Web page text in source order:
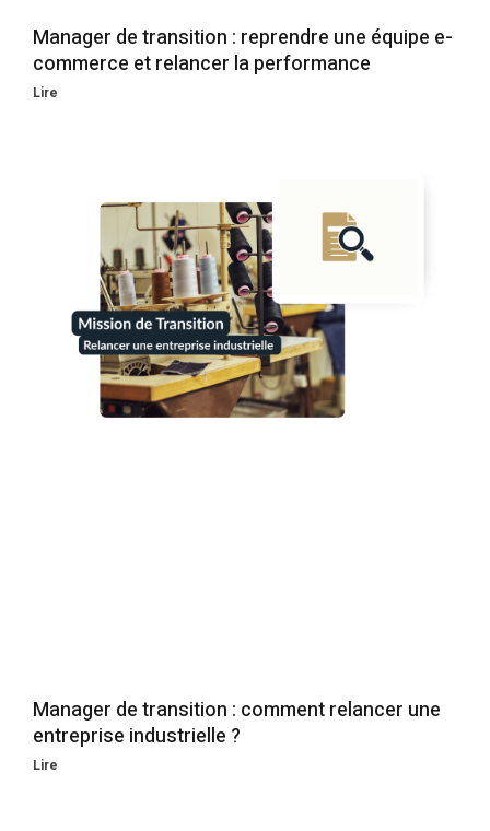
Manager de transition : reprendre une équipe e-
commerce et relancer la performance
Lire
Manager de transition : comment relancer une
entreprise industrielle ?
Lire